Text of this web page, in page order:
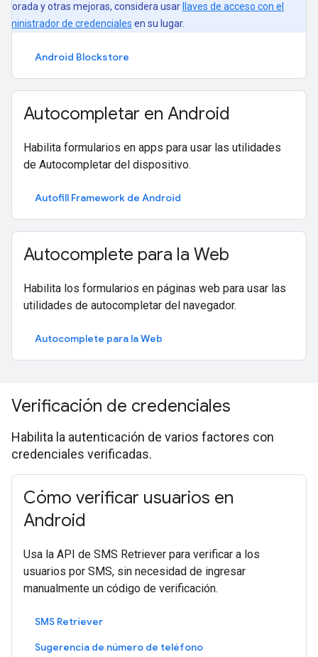
y otras mejoras, considera usar llaves de acceso con el
de credenciales en su lugar.
Android Blockstore
Autocompletar en Android
Habilita formularios en apps para usar las utilidades
de Autocompletar del dispositivo.
Autofill Framework de Android
Autocomplete para la Web
Habilita los formularios en páginas web para usar las
utilidades de autocompletar del navegador.
Autocomplete para la Web
Verificación de credenciales
Habilita la autenticación de varios factores con
credenciales verificadas.
Cómo verificar usuarios en
Android
Usa la API de SMS Retriever para verificar a los
usuarios por SMS, sin necesidad de ingresar
manualmente un código de verificación.
SMS Retriever
Sugerencia de número de teléfono